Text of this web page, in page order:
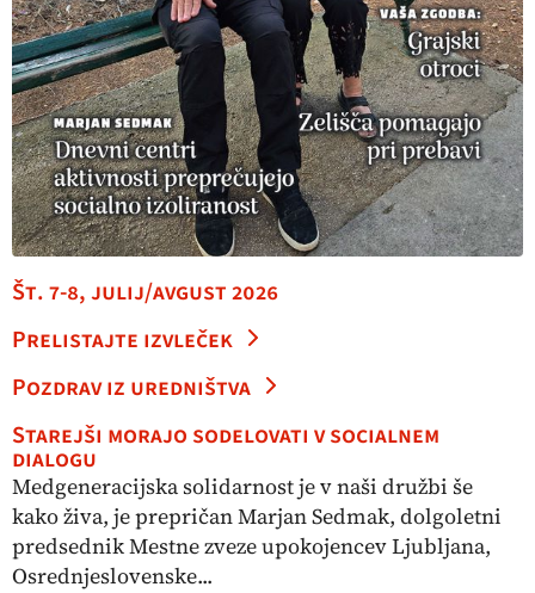
Št. 7-8, julij/avgust 2026
Prelistajte izvleček
Pozdrav iz uredništva
Starejši morajo sodelovati v socialnem
dialogu
Medgeneracijska solidarnost je v naši družbi še
kako živa, je prepričan Marjan Sedmak, dolgoletni
predsednik Mestne zveze upokojencev Ljubljana,
Osrednjeslovenske...